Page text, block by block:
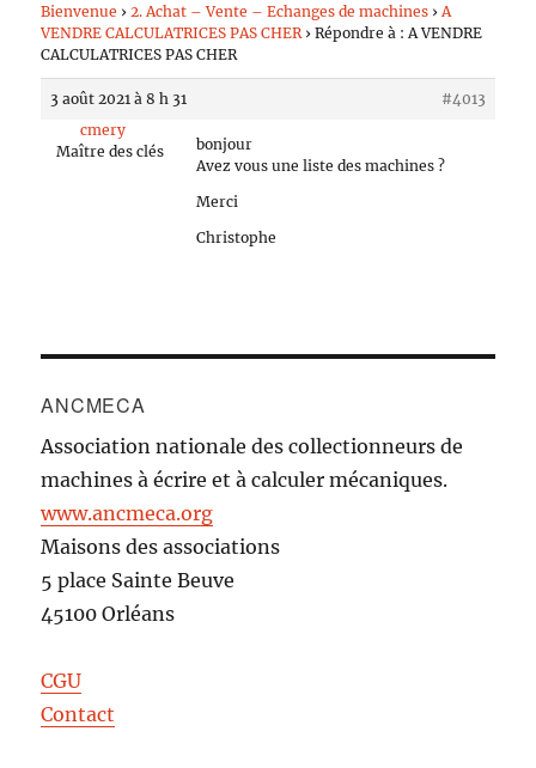
Bienvenue › 2. Achat – Vente – Echanges de machines › A
VENDRE CALCULATRICES PAS CHER › Répondre à : A VENDRE
CALCULATRICES PAS CHER
3 août 2021 à 8 h 31
#4013
cmery
Maître des clés
bonjour
Avez vous une liste des machines ?
Merci
Christophe
ANCMECA
Association nationale des collectionneurs de
machines à écrire et à calculer mécaniques.
www.ancmeca.org
Maisons des associations
5 place Sainte Beuve
45100 Orléans
CGU
Contact